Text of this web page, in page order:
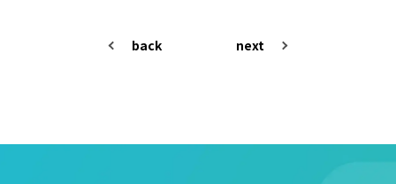
back next